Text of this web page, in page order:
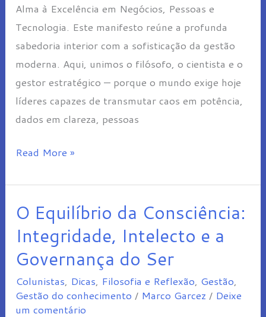
Alma à Excelência em Negócios, Pessoas e
Tecnologia. Este manifesto reúne a profunda
sabedoria interior com a sofisticação da gestão
moderna. Aqui, unimos o filósofo, o cientista e o
gestor estratégico — porque o mundo exige hoje
líderes capazes de transmutar caos em potência,
dados em clareza, pessoas
Read More »
O Equilíbrio da Consciência:
Integridade, Intelecto e a
Governança do Ser
Colunistas Dicas Filosofia e Reflexão Gestão
Gestão do conhecimento / Marco Garcez / Deixe
um comentário
O
Equilíbrio
da
Consciência:
Integridade,
Intelecto